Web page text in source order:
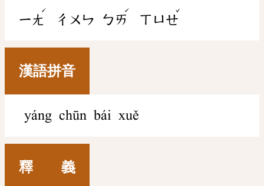
ㄧㄤ
ˊ
ㄔㄨㄣ ㄅㄞ
ˊ
ㄒㄩㄝ
ˇ
漢語拼音
yáng chūn bái xuě
釋 義